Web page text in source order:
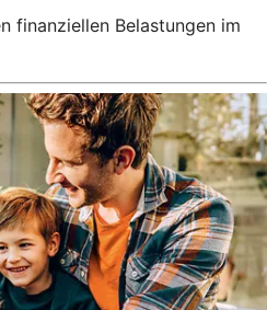
finanziellen Belastungen im